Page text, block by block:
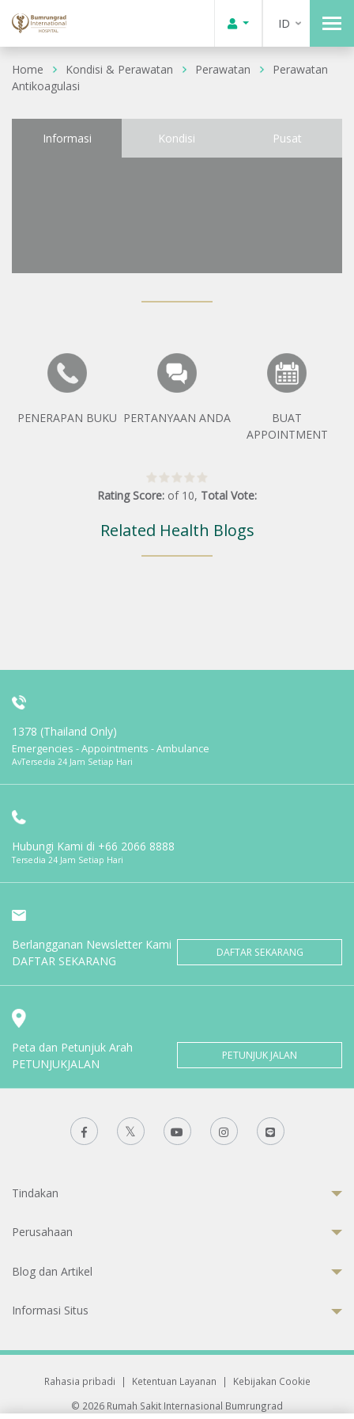
ID
Home Kondisi & Perawatan Perawatan
Perawatan
Antikoagulasi
Informasi Kondisi Pusat
PENERAPAN BUKU PERTANYAAN ANDA
BUAT
APPOINTMENT
Rating Score: of 10, Total Vote:
Related Health Blogs
1378 (Thailand Only)
Emergencies - Appointments - Ambulance
AvTersedia 24 Jam Setiap Hari
Hubungi Kami di +66 2066 8888
Tersedia 24 Jam Setiap Hari
Berlangganan Newsletter Kami
DAFTAR SEKARANG
DAFTAR SEKARANG
Peta dan Petunjuk Arah
PETUNJUKJALAN
PETUNJUK JALAN
Tindakan
Perusahaan
Blog dan Artikel
Informasi Situs
Rahasia pribadi | Ketentuan Layanan |
Kebijakan Cookie
© 2026 Rumah Sakit Internasional Bumrungrad